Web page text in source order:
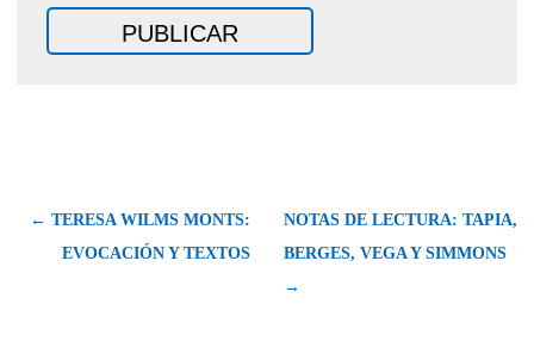
← TERESA WILMS MONTS:
EVOCACIÓN Y TEXTOS
NOTAS DE LECTURA: TAPIA,
BERGES, VEGA Y SIMMONS
→